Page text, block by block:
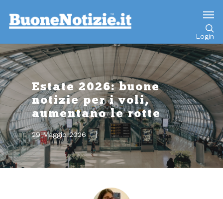
Login
Estate 2026: buone
notizie per i voli,
aumentano le rotte
29 Maggio 2026
Go to mobile version